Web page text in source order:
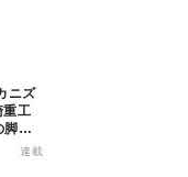
重工
は
複雑
連載